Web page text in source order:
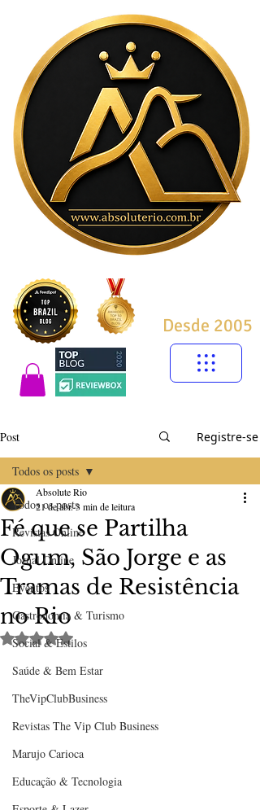
Desde 2005
Post Registre-se
Todos os posts
Revistas Online
Jornal Online
Eventos
Gastronomia & Turismo
Social & Estilos
Saúde & Bem Estar
TheVipClubBusiness
Revistas The Vip Club Business
Marujo Carioca
Educação & Tecnologia
Todos os posts
Fé que se Partilha
Ogum, São Jorge e as
Tramas de Resistência
no Rio
Absolute Rio
21 de abr.3 min de leitura
Avaliado com NaN de 5 estrelas.